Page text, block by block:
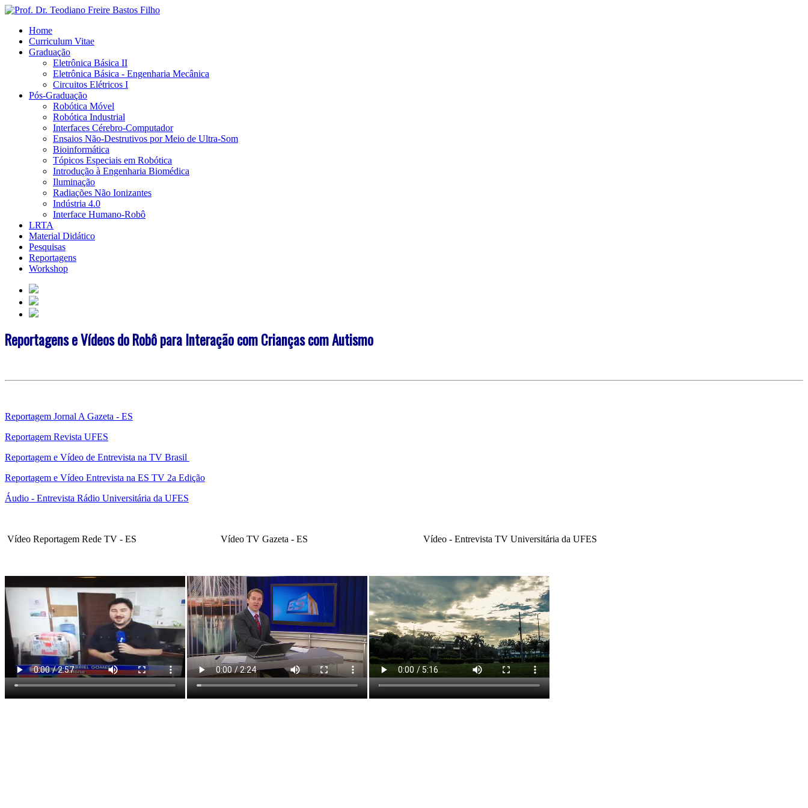
Home
Curriculum Vitae
Graduação
Eletrônica Básica II
Eletrônica Básica - Engenharia Mecânica
Circuitos Elétricos I
Pós-Graduação
Robótica Móvel
Robótica Industrial
Interfaces Cérebro-Computador
Ensaios Não-Destrutivos por Meio de Ultra-Som
Bioinformática
Tópicos Especiais em Robótica
Introdução à Engenharia Biomédica
Iluminação
Radiações Não Ionizantes
Indústria 4.0
Interface Humano-Robô
LRTA
Material Didático
Pesquisas
Reportagens
Workshop
Reportagens e Vídeos do Robô para Interação com Crianças com Autismo
Reportagem Jornal A Gazeta - ES
Reportagem Revista UFES
Reportagem e Vídeo de Entrevista na TV Brasil
Reportagem e Vídeo Entrevista na ES TV 2a Edição
Áudio - Entrevista Rádio Universitária da UFES
Vídeo Reportagem Rede TV - ES Vídeo TV Gazeta - ES Vídeo - Entrevista TV Universitária da UFES